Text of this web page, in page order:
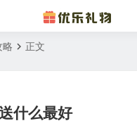
略 正文
什么最好